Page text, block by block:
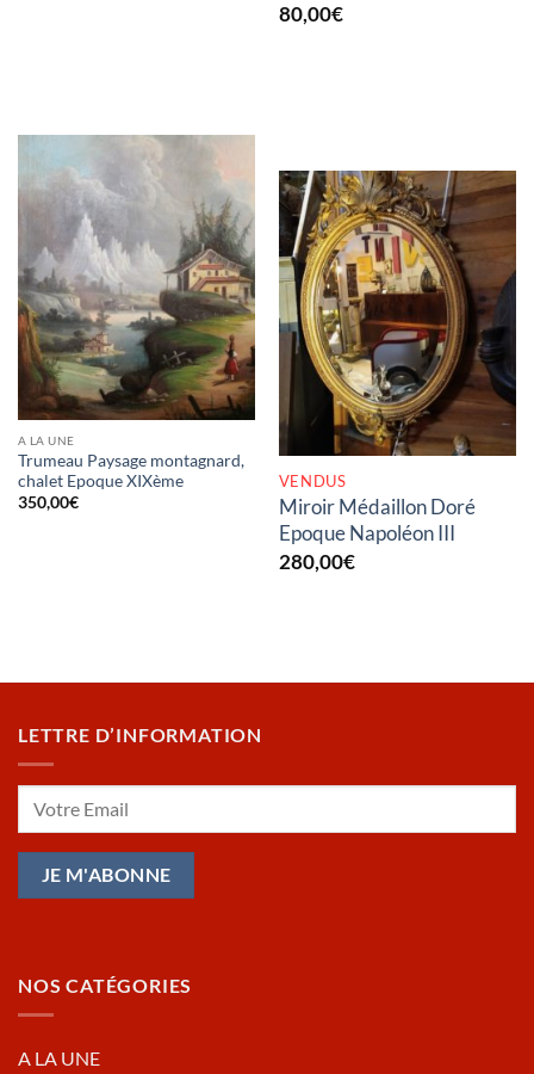
80,00€
A LA UNE
Trumeau Paysage montagnard,
chalet Epoque XIXème
350,00€
RUPTURE DE STOCK
VENDUS
Miroir Médaillon Doré
Epoque Napoléon III
280,00€
LETTRE D’INFORMATION
NOS CATÉGORIES
A LA UNE